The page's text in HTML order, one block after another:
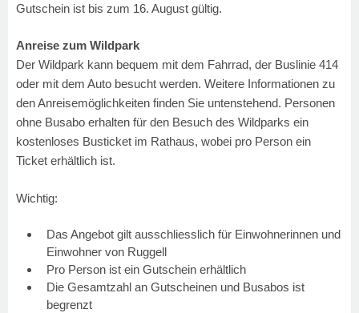
Gutschein ist bis zum 16. August gültig.
Anreise zum Wildpark
Der Wildpark kann bequem mit dem Fahrrad, der Buslinie 414
oder mit dem Auto besucht werden. Weitere Informationen zu
den Anreisemöglichkeiten finden Sie untenstehend. Personen
ohne Busabo erhalten für den Besuch des Wildparks ein
kostenloses Busticket im Rathaus, wobei pro Person ein
Ticket erhältlich ist.
Wichtig:
Das Angebot gilt ausschliesslich für Einwohnerinnen und
Einwohner von Ruggell
Pro Person ist ein Gutschein erhältlich
Die Gesamtzahl an Gutscheinen und Busabos ist
begrenzt